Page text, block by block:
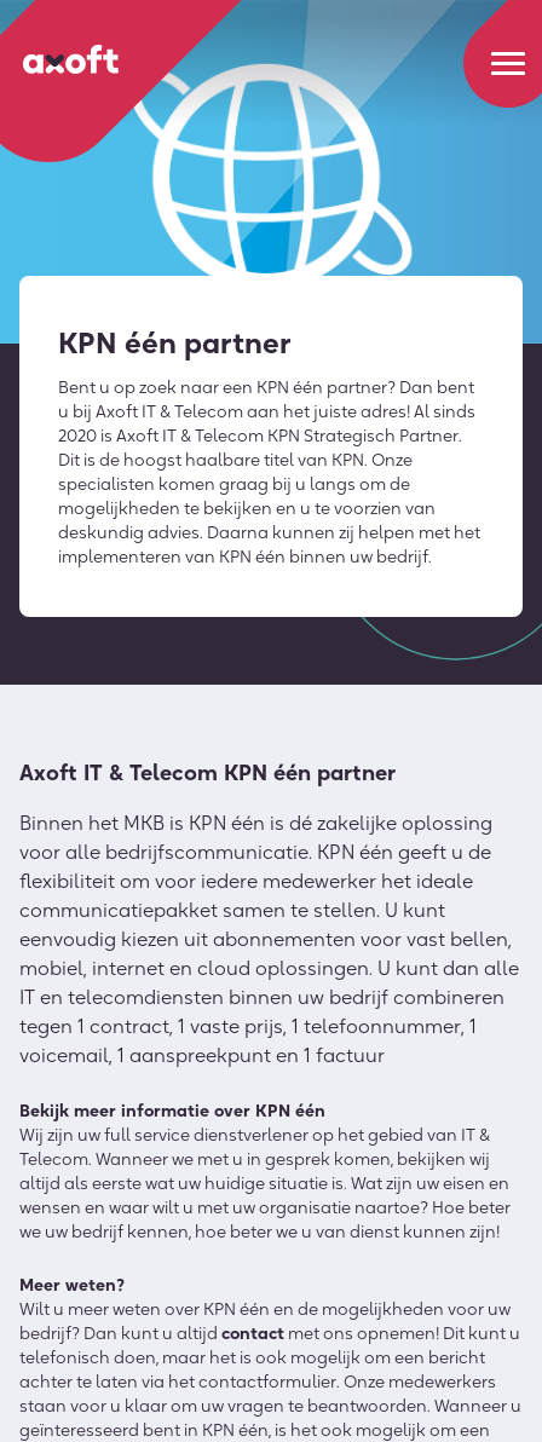
KPN één partner
Bent u op zoek naar een KPN één partner? Dan bent
u bij Axoft IT & Telecom aan het juiste adres! Al sinds
2020 is Axoft IT & Telecom KPN Strategisch Partner.
Dit is de hoogst haalbare titel van KPN. Onze
specialisten komen graag bij u langs om de
mogelijkheden te bekijken en u te voorzien van
deskundig advies. Daarna kunnen zij helpen met het
implementeren van KPN één binnen uw bedrijf.
Axoft IT & Telecom KPN één partner
Binnen het MKB is KPN één is dé zakelijke oplossing
voor alle bedrijfscommunicatie. KPN één geeft u de
flexibiliteit om voor iedere medewerker het ideale
communicatiepakket samen te stellen. U kunt
eenvoudig kiezen uit abonnementen voor vast bellen,
mobiel, internet en cloud oplossingen. U kunt dan alle
IT en telecomdiensten binnen uw bedrijf combineren
tegen 1 contract, 1 vaste prijs, 1 telefoonnummer, 1
voicemail, 1 aanspreekpunt en 1 factuur
Bekijk meer informatie over KPN één
Wij zijn uw full service dienstverlener op het gebied van IT &
Telecom. Wanneer we met u in gesprek komen, bekijken wij
altijd als eerste wat uw huidige situatie is. Wat zijn uw eisen en
wensen en waar wilt u met uw organisatie naartoe? Hoe beter
we uw bedrijf kennen, hoe beter we u van dienst kunnen zijn!
Meer weten?
Wilt u meer weten over KPN één en de mogelijkheden voor uw
bedrijf? Dan kunt u altijd contact met ons opnemen! Dit kunt u
telefonisch doen, maar het is ook mogelijk om een bericht
achter te laten via het contactformulier. Onze medewerkers
staan voor u klaar om uw vragen te beantwoorden. Wanneer u
geïnteresseerd bent in KPN één, is het ook mogelijk om een